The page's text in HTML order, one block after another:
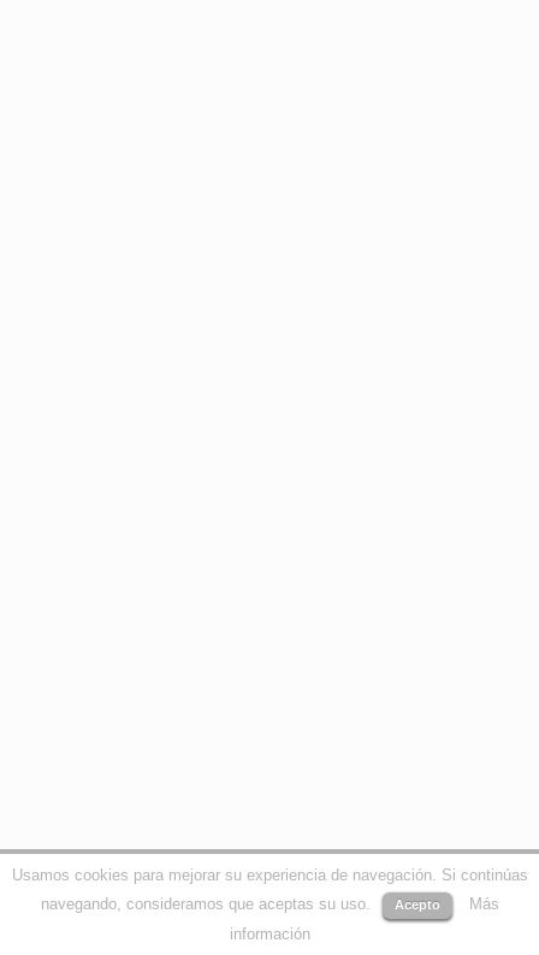
Usamos cookies para mejorar su experiencia de navegación. Si continúas
navegando, consideramos que aceptas su uso.
Acepto
Más
información